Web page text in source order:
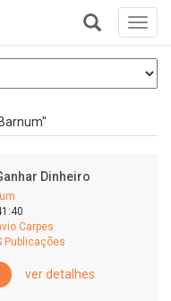
+
Dinheiro
Carpes
Publicações
ver detalhes